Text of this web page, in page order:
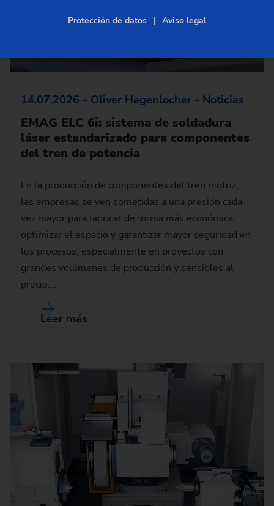
14.07.2026 - Oliver Hagenlocher - Noticias
EMAG ELC 6i: sistema de soldadura
láser estandarizado para componentes
del tren de potencia
En la producción de componentes del tren motriz,
las empresas se ven sometidas a una presión cada
vez mayor para fabricar de forma más económica,
optimizar el espacio y garantizar mayor seguridad en
los procesos, especialmente en proyectos con
grandes volúmenes de producción y sensibles al
precio.…
Leer más
Protección de datos Aviso legal